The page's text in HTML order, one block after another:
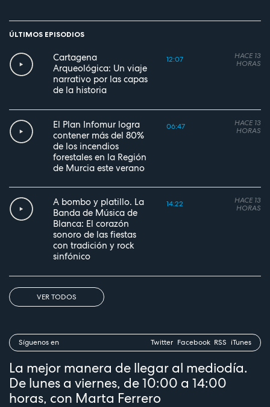
ÚLTIMOS EPISODIOS
Cartagena
Arqueológica: Un viaje
narrativo por las capas
de la historia
12:07
HACE 13
HORAS
El Plan Infomur logra
contener más del 80%
de los incendios
forestales en la Región
de Murcia este verano
06:47
HACE 13
HORAS
A bombo y platillo. La
Banda de Música de
Blanca: El corazón
sonoro de las fiestas
con tradición y rock
sinfónico
14:22
HACE 13
HORAS
VER TODOS
Síguenos en Twitter Facebook RSS iTunes
La mejor manera de llegar al mediodía.
De lunes a viernes, de 10:00 a 14:00
horas, con Marta Ferrero